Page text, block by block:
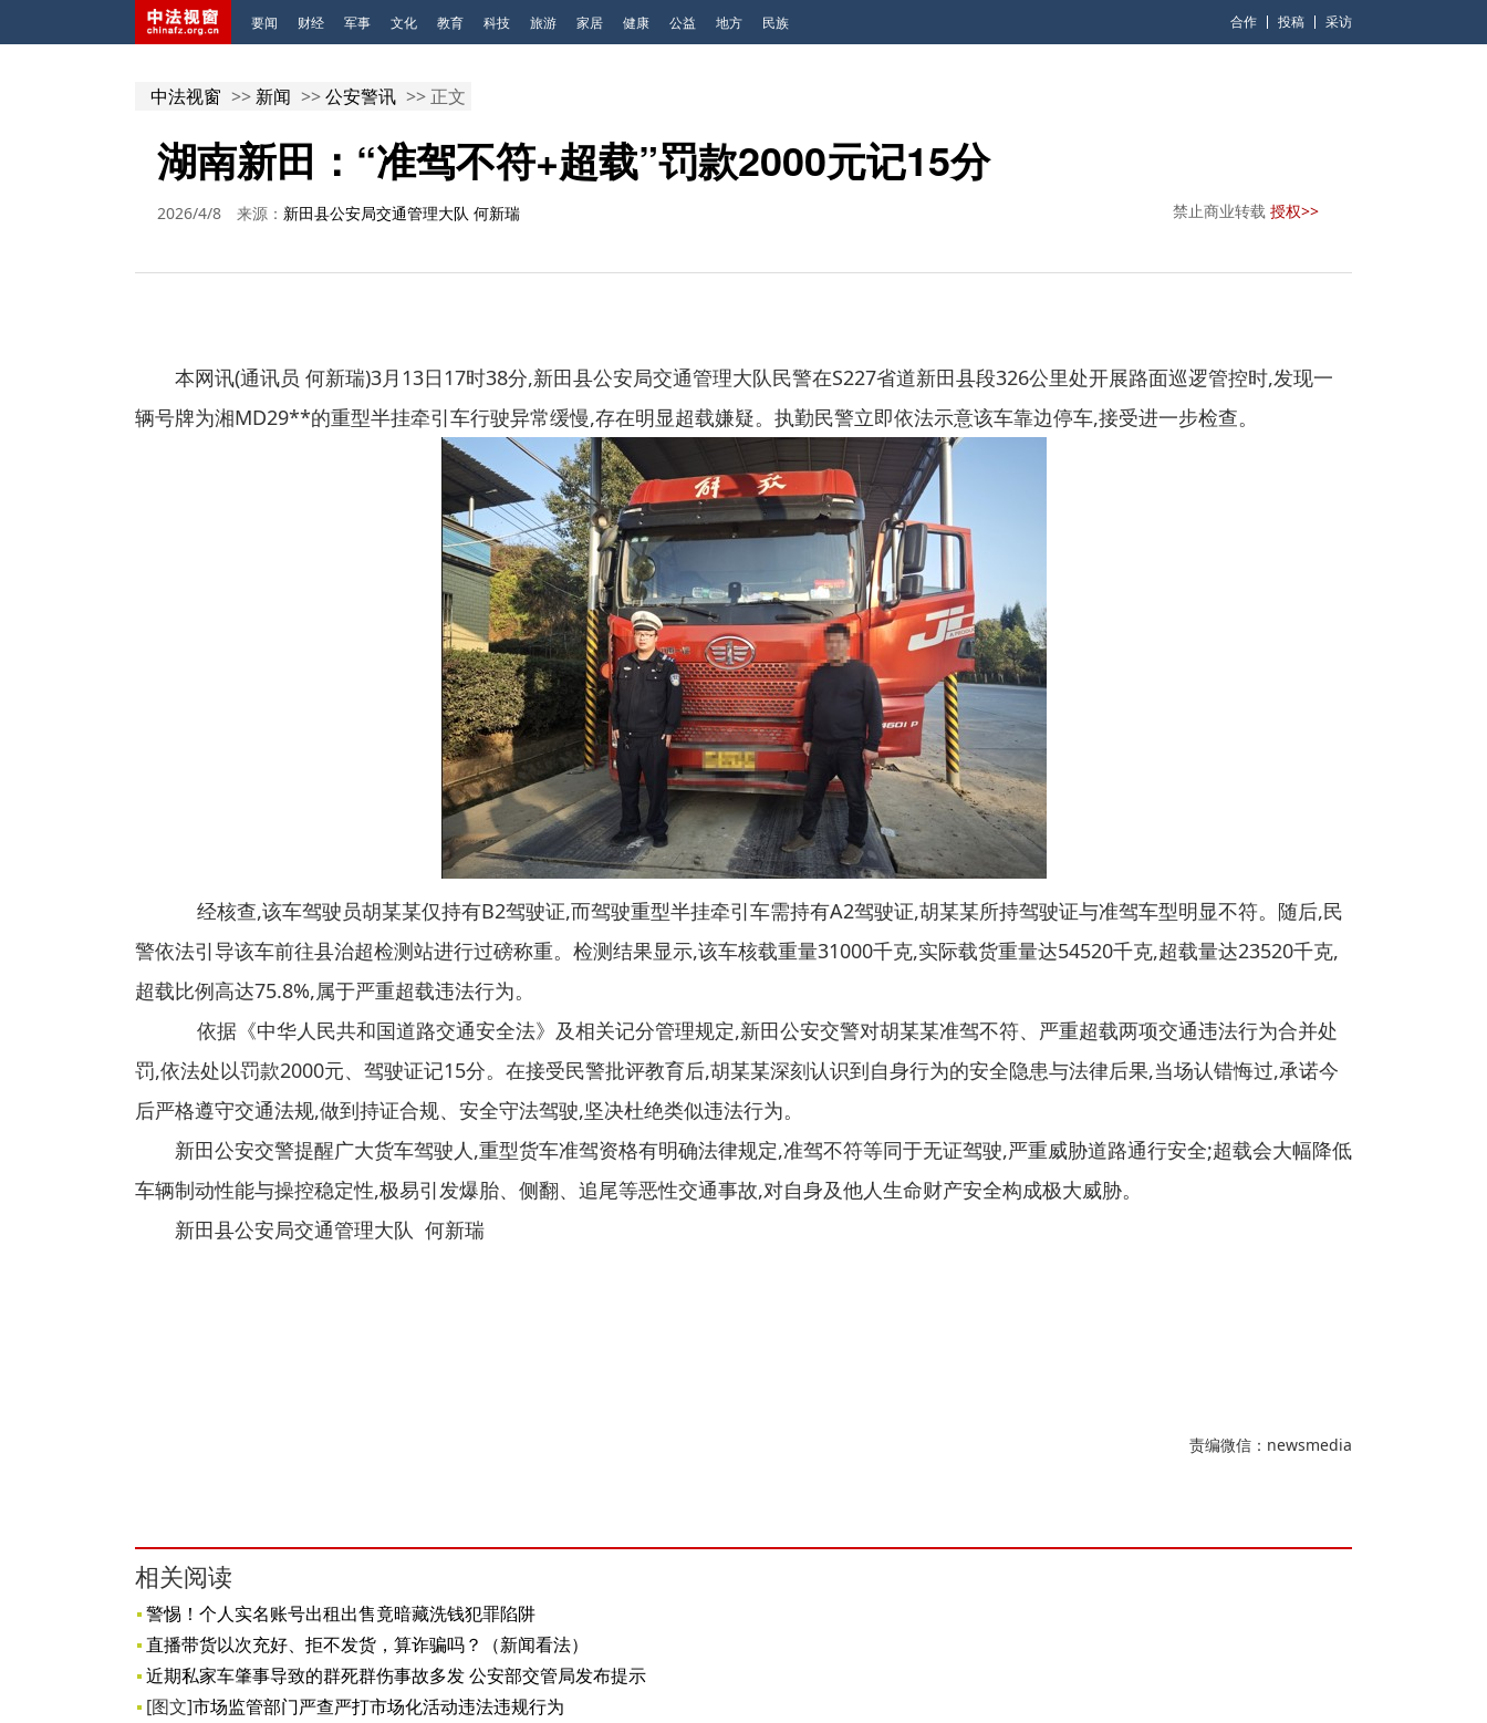
要闻 财经 军事 文化 教育 科技 旅游 家居 健康 公益 地方 民族 合作 投稿 采访
中法视窗 >> 新闻 >>公安警讯 >> 正文
湖南新田：“准驾不符+超载”罚款2000元记15分
2026/4/8 来源： 新田县公安局交通管理大队 何新瑞 禁止商业转载 授权>>
本网讯(通讯员 何新瑞)3月13日17时38分,新田县公安局交通管理大队民警在S227省道新田县段326公里处开展路面巡逻管控时,发现一
辆号牌为湘MD29**的重型半挂牵引车行驶异常缓慢,存在明显超载嫌疑。执勤民警立即依法示意该车靠边停车,接受进一步检查。
经核查,该车驾驶员胡某某仅持有B2驾驶证,而驾驶重型半挂牵引车需持有A2驾驶证,胡某某所持驾驶证与准驾车型明显不符。随后,民
警依法引导该车前往县治超检测站进行过磅称重。检测结果显示,该车核载重量31000千克,实际载货重量达54520千克,超载量达23520千克,
超载比例高达75.8%,属于严重超载违法行为。
依据《中华人民共和国道路交通安全法》及相关记分管理规定,新田公安交警对胡某某准驾不符、严重超载两项交通违法行为合并处
罚,依法处以罚款2000元、驾驶证记15分。在接受民警批评教育后,胡某某深刻认识到自身行为的安全隐患与法律后果,当场认错悔过,承诺今
后严格遵守交通法规,做到持证合规、安全守法驾驶,坚决杜绝类似违法行为。
新田公安交警提醒广大货车驾驶人,重型货车准驾资格有明确法律规定,准驾不符等同于无证驾驶,严重威胁道路通行安全;超载会大幅降低
车辆制动性能与操控稳定性,极易引发爆胎、侧翻、追尾等恶性交通事故,对自身及他人生命财产安全构成极大威胁。
新田县公安局交通管理大队 何新瑞
责编微信：newsmedia
相关阅读
警惕！个人实名账号出租出售竟暗藏洗钱犯罪陷阱
直播带货以次充好、拒不发货，算诈骗吗？（新闻看法）
近期私家车肇事导致的群死群伤事故多发 公安部交管局发布提示
[图文]市场监管部门严查严打市场化活动违法违规行为